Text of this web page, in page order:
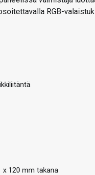
RGB-
x 120 mm takana